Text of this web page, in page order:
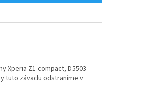
Xperia Z1 compact, D5503
tuto závadu odstraníme v